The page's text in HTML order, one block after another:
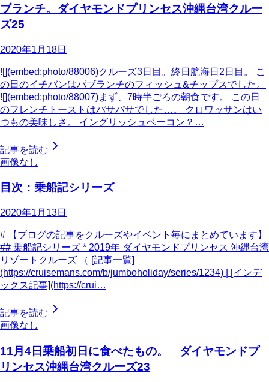
ブランチ。ダイヤモンドプリンセス沖縄台湾クルー
ズ25
2020年1月18日
![](embed:photo/88006)クルーズ3日目。終日航海日2日目。 こ
の日のイチバンはパブランチのフィッシュ&チップスでした。
![](embed:photo/88007)まず、7時半ごろの朝食です。 この日
のフレンチトーストはパサパサでした…。 クロワッサンはい
つもの美味しさ。 イングリッシュベーコン？…
記事を読む
画像なし
目次：乗船記シリーズ
2020年1月13日
# 【ブログの記事をクルーズやイベント毎にまとめています】
## 乗船記シリーズ * 2019年 ダイヤモンドプリンセス 沖縄台湾
リゾートクルーズ （ [記事一覧]
(https://cruisemans.com/b/jumboholiday/series/1234) | [インデ
ックス記事](https://crui…
記事を読む
画像なし
11月4日乗船初日に食べたもの。 ダイヤモンドプ
リンセス沖縄台湾クルーズ23